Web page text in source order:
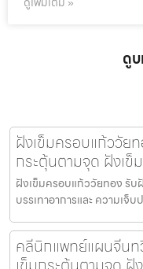
ดู
ฝังเข็มครอบแก้ววัย
กระตุ้นตามจุด ฝังเข็
ฝังเข็มครอบแก้ววัยทอง รับ
บรรเทาอาการและ ความเ
คลีนิกแพทย์แผนจีนท